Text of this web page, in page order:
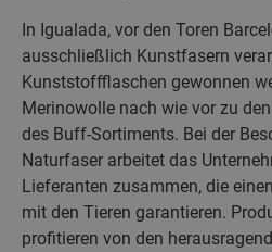
In Igualada, vor den Toren
ausschließlich Kunstfasern
Kunststoffflaschen gewonnen
Merinowolle nach wie vor zu
des Buff-Sortiments. Bei der
Naturfaser arbeitet das
Lieferanten zusammen, die
mit den Tieren garantieren.
profitieren von den